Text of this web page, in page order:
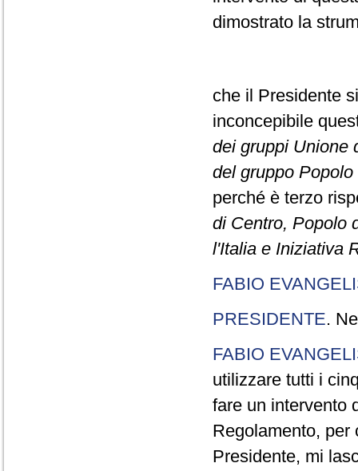
dimostrato la
che il Presidente
inconcepibile
dei gruppi Unione
del gruppo
perché è terzo
di Centro, Popolo
l'Italia e Iniziativa
FABIO
PRESIDENTE.
FABIO
utilizzare tutti i
fare un intervento
Regolamento, per
Presidente, mi